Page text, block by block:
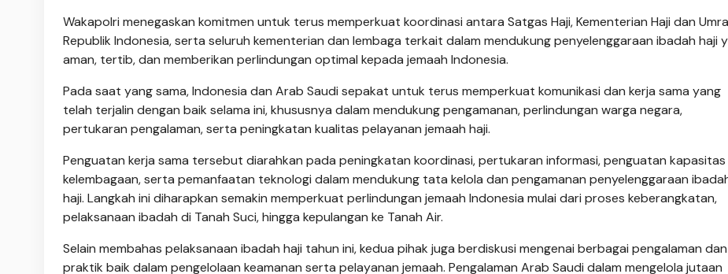
Wakapolri menegaskan komitmen untuk terus memperkuat koordinasi antara Satgas Haji, Kementerian Haji dan
Republik Indonesia, serta seluruh kementerian dan lembaga terkait dalam mendukung penyelenggaraan ibadah haji
aman, tertib, dan memberikan perlindungan optimal kepada jemaah Indonesia.
Pada saat yang sama, Indonesia dan Arab Saudi sepakat untuk terus memperkuat komunikasi dan kerja sama yang
telah terjalin dengan baik selama ini, khususnya dalam mendukung pengamanan, perlindungan warga negara,
pertukaran pengalaman, serta peningkatan kualitas pelayanan jemaah haji.
Penguatan kerja sama tersebut diarahkan pada peningkatan koordinasi, pertukaran informasi, penguatan kapasitas
kelembagaan, serta pemanfaatan teknologi dalam mendukung tata kelola dan pengamanan penyelenggaraan
haji. Langkah ini diharapkan semakin memperkuat perlindungan jemaah Indonesia mulai dari proses keberangkatan,
pelaksanaan ibadah di Tanah Suci, hingga kepulangan ke Tanah Air.
Selain membahas pelaksanaan ibadah haji tahun ini, kedua pihak juga berdiskusi mengenai berbagai pengalaman dan
praktik baik dalam pengelolaan keamanan serta pelayanan jemaah. Pengalaman Arab Saudi dalam mengelola jutaan